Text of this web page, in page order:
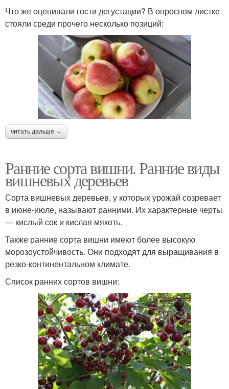
Что же оценивали гости дегустации? В опросном листке
стояли среди прочего несколько позиций:
читать дальше →
Ранние сорта вишни. Ранние виды
вишневых деревьев
Сорта вишневых деревьев, у которых урожай созревает
в июне-июле, называют ранними. Их характерные черты
— кислый сок и кислая мякоть.
Также ранние сорта вишни имеют более высокую
морозоустойчивость. Они подходят для выращивания в
резко-континентальном климате.
Список ранних сортов вишни: